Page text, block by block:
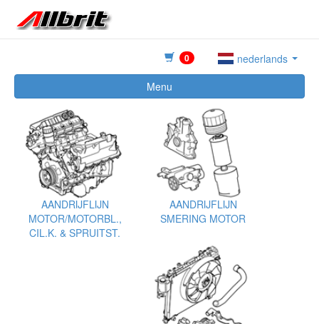
0
nederlands
Menu
AANDRIJFLIJN
MOTOR/MOTORBL.,
CIL.K. & SPRUITST.
AANDRIJFLIJN
SMERING MOTOR